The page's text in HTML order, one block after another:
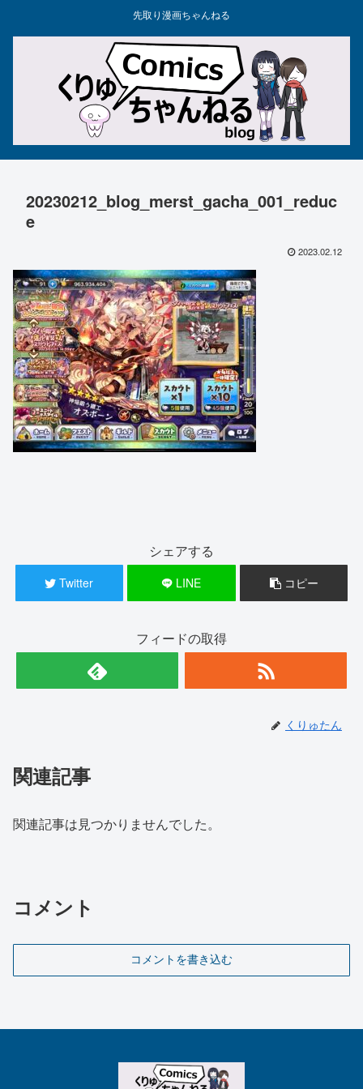
先取り漫画ちゃんねる
20230212_blog_merst_gacha_001_reduc
e
2023.02.12
シェアする
Twitter LINE コピー
フィードの取得
くりゅたん
関連記事
関連記事は見つかりませんでした。
コメント
コメントを書き込む